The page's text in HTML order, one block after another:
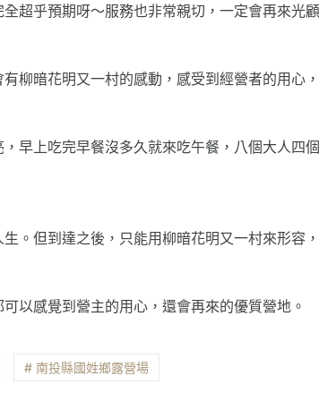
超乎預期呀～服務也非常親切，一定會再來光顧
柳暗花明又一村的感動，感受到經營者的用心
早上吃完早餐沒多久就來吃午餐，八個大人四
。但到達之後，只能用柳暗花明又一村來形容
以感覺到營主的用心，還會再來的優質營地。
# 南投縣國姓鄉露營場